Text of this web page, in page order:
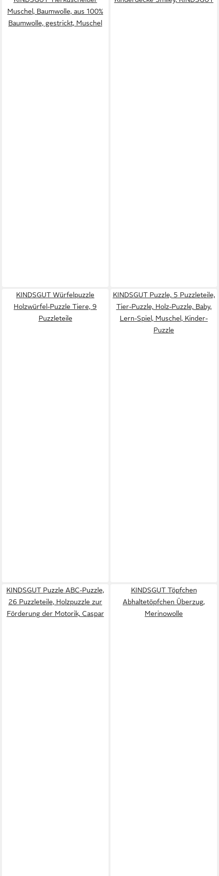
Muschel, Baumwolle, aus 100%
Baumwolle, gestrickt, Muschel
KINDSGUT Würfelpuzzle
Holzwürfel-Puzzle Tiere, 9
Puzzleteile
KINDSGUT Puzzle, 5 Puzzleteile,
Tier-Puzzle, Holz-Puzzle, Baby,
Lern-Spiel, Muschel, Kinder-
Puzzle
KINDSGUT Puzzle ABC-Puzzle,
26 Puzzleteile, Holzpuzzle zur
Förderung der Motorik, Caspar
KINDSGUT Töpfchen
Abhaltetöpfchen Überzug,
Merinowolle